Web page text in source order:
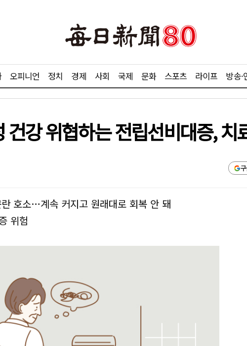
오피니언 정치 경제 사회 국제 문화 스포츠 라이프 방송·
강 위협하는 전립선비대증, 치
호소…계속 커지고 원래대로 회복 안 돼
위험